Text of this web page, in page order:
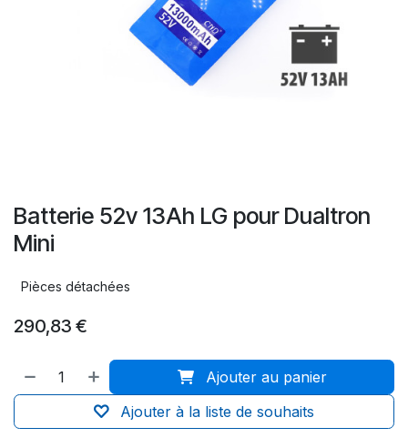
Batterie 52v 13Ah LG pour Dualtron
Mini
Pièces détachées
290,83 €
Ajouter au panier
Ajouter à la liste de souhaits